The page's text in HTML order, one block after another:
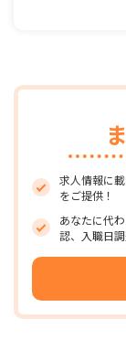
求人情報に
をご提供！
あなたに代
認、入職日調